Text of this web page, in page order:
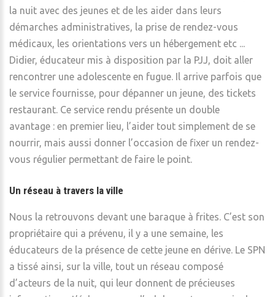
la nuit avec des jeunes et de les aider dans leurs
démarches administratives, la prise de rendez-vous
médicaux, les orientations vers un hébergement etc ...
Didier, éducateur mis à disposition par la PJJ, doit aller
rencontrer une adolescente en fugue. Il arrive parfois que
le service fournisse, pour dépanner un jeune, des tickets
restaurant. Ce service rendu présente un double
avantage : en premier lieu, l’aider tout simplement de se
nourrir, mais aussi donner l’occasion de fixer un rendez-
vous régulier permettant de faire le point.
Un réseau à travers la ville
Nous la retrouvons devant une baraque à frites. C’est son
propriétaire qui a prévenu, il y a une semaine, les
éducateurs de la présence de cette jeune en dérive. Le SPN
a tissé ainsi, sur la ville, tout un réseau composé
d’acteurs de la nuit, qui leur donnent de précieuses